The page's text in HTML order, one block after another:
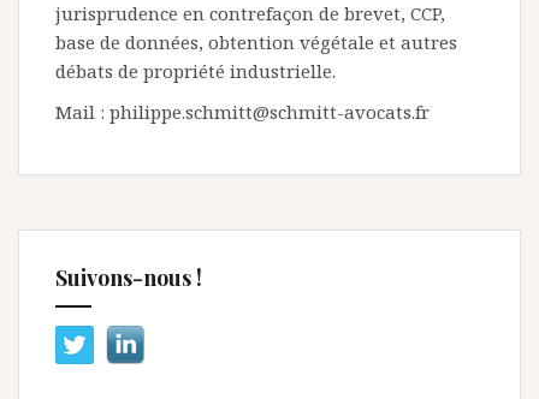
jurisprudence en contrefaçon de brevet, CCP,
base de données, obtention végétale et autres
débats de propriété industrielle.
Mail : philippe.schmitt@schmitt-avocats.fr
Suivons-nous !